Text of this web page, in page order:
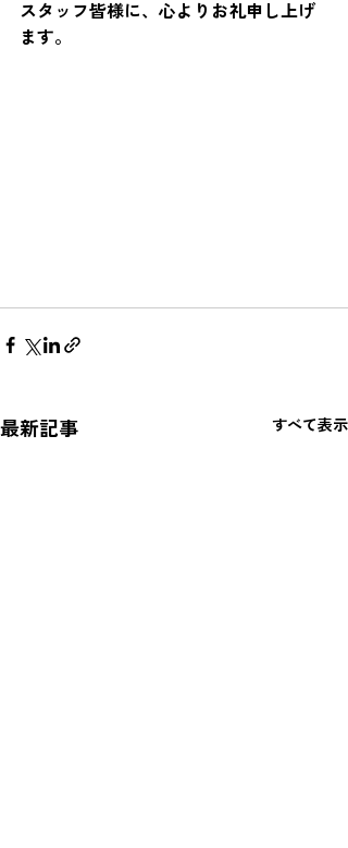
スタッフ皆様に、心よりお礼申し上げ
ます。
最新記事 すべて表示